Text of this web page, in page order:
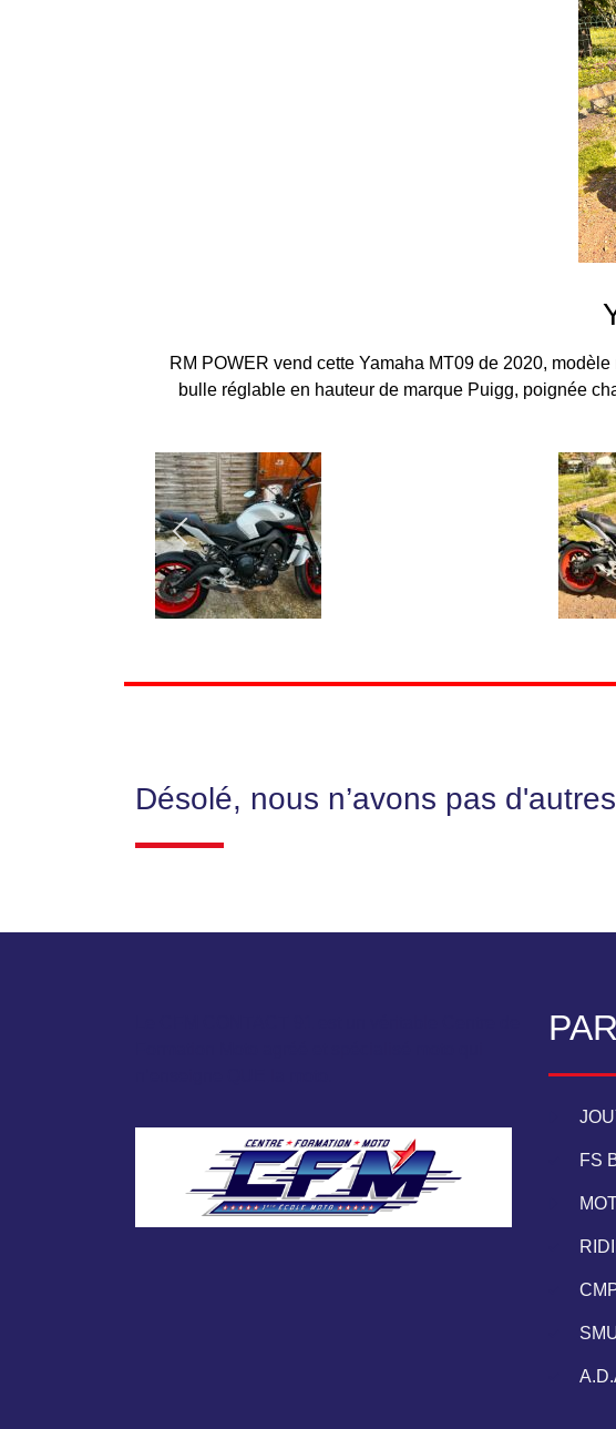
RM POWER vend cette Yamaha MT09 de 2020,
bulle réglable en hauteur de marque Puigg, poignée
Désolé, nous n’avons pas
FS